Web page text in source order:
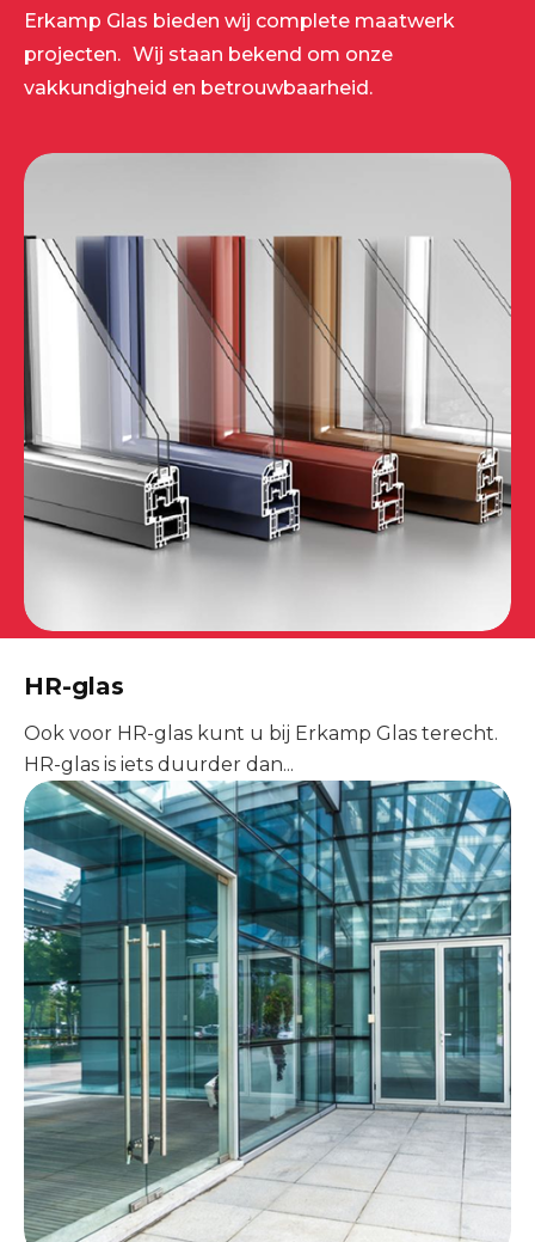
Erkamp Glas bieden wij complete maatwerk
projecten. Wij staan bekend om onze
vakkundigheid en betrouwbaarheid.
HR-glas
Ook voor HR-glas kunt u bij Erkamp Glas terecht.
HR-glas is iets duurder dan...